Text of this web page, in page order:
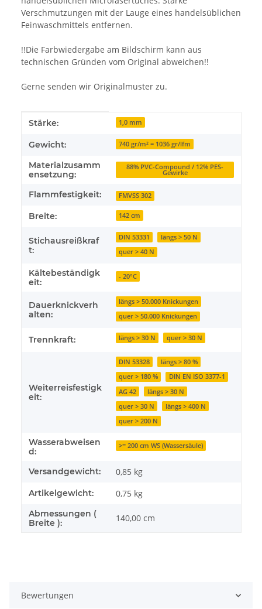
Verschmutzungen mit der Lauge eines handelsüblichen
Feinwaschmittels entfernen.
!!Die Farbwiedergabe am Bildschirm kann aus
technischen Gründen vom Original abweichen!!
Gerne senden wir Originalmuster zu.
Produkteigenschaft
Wert
Stärke: 1,0 mm
Gewicht: 740 gr/m² = 1036 gr/lfm
Materialzusamm
ensetzung:
88% PVC-Compound / 12% PES-
Gewirke
Flammfestigkeit: FMVSS 302
Breite: 142 cm
Stichausreißkraf
t:
DIN 53331
längs > 50 N
quer > 40 N
Kältebeständigk
eit:
- 20°C
Dauerknickverh
alten:
längs > 50.000 Knickungen
quer > 50.000 Knickungen
Trennkraft: längs > 30 N quer > 30 N
Weiterreisfestigk
eit:
DIN 53328
längs > 80 %
quer > 180 %
DIN EN ISO 3377-1
AG 42
längs > 30 N
quer > 30 N
längs > 400 N
quer > 200 N
Wasserabweisen
d:
>= 200 cm WS (Wassersäule)
Versandgewicht: 0,85 kg
Artikelgewicht: 0,75 kg
Abmessungen (
Breite ):
140,00 cm
Bewertungen